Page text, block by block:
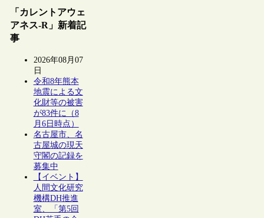
「カレントアウェ
アネス-R」新着記
事
2026年08月07
日
令和8年熊本
地震による文
化財等の被害
が83件に（8
月6日時点）
名古屋市、名
古屋城の現天
守閣の記録を
募集中
【イベント】
人間文化研究
機構DH推進
室、「第5回